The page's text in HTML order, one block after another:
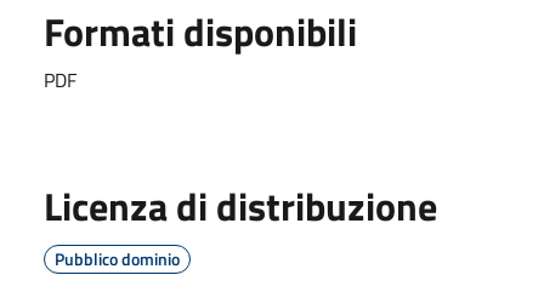
Formati disponibili
PDF
Licenza di distribuzione
Pubblico dominio